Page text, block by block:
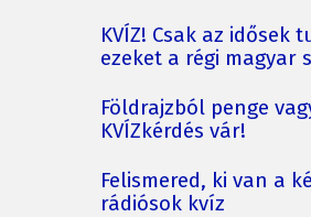
KVÍZ! Csak az idősek
ezeket a régi magyar
Földrajzból penge
KVÍZkérdés vár!
Felismered, ki van a
rádiósok kvíz